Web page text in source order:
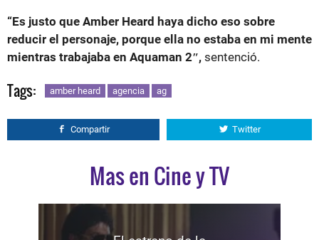
“Es justo que Amber Heard haya dicho eso sobre
reducir el personaje, porque ella no estaba en mi mente
mientras trabajaba en Aquaman 2″, sentenció.
Tags: amber heard agencia ag
Compartir Twitter
Mas en Cine y TV